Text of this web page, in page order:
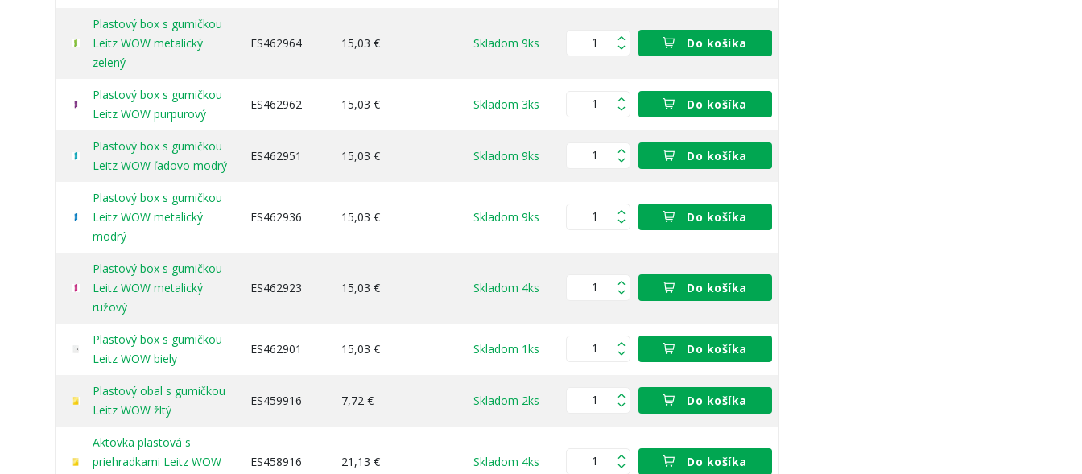
Plastový box s gumičkou
Leitz WOW metalický
zelený
ES462964 15,03 € Skladom 9ks Do košíka
Plastový box s gumičkou
Leitz WOW purpurový
ES462962 15,03 € Skladom 3ks Do košíka
Plastový box s gumičkou
Leitz WOW ľadovo modrý
ES462951 15,03 € Skladom 9ks Do košíka
Plastový box s gumičkou
Leitz WOW metalický
modrý
ES462936 15,03 € Skladom 9ks Do košíka
Plastový box s gumičkou
Leitz WOW metalický
ružový
ES462923 15,03 € Skladom 4ks Do košíka
Plastový box s gumičkou
Leitz WOW biely
ES462901 15,03 € Skladom 1ks Do košíka
Plastový obal s gumičkou
Leitz WOW žltý
ES459916 7,72 € Skladom 2ks Do košíka
Aktovka plastová s
priehradkami Leitz WOW
ES458916 21,13 € Skladom 4ks Do košíka